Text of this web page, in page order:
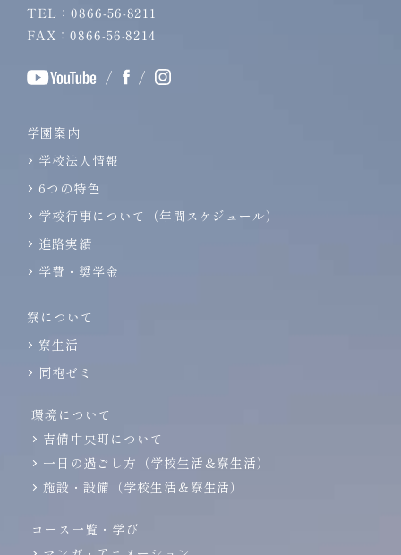
TEL：0866-56-8211
FAX：0866-56-8214
/ /
学園案内
学校法人情報
6つの特色
学校行事について（年間スケジュール）
進路実績
学費・奨学金
寮について
寮生活
同袍ゼミ
環境について
吉備中央町について
一日の過ごし方（学校生活＆寮生活）
施設・設備（学校生活＆寮生活）
コース一覧・学び